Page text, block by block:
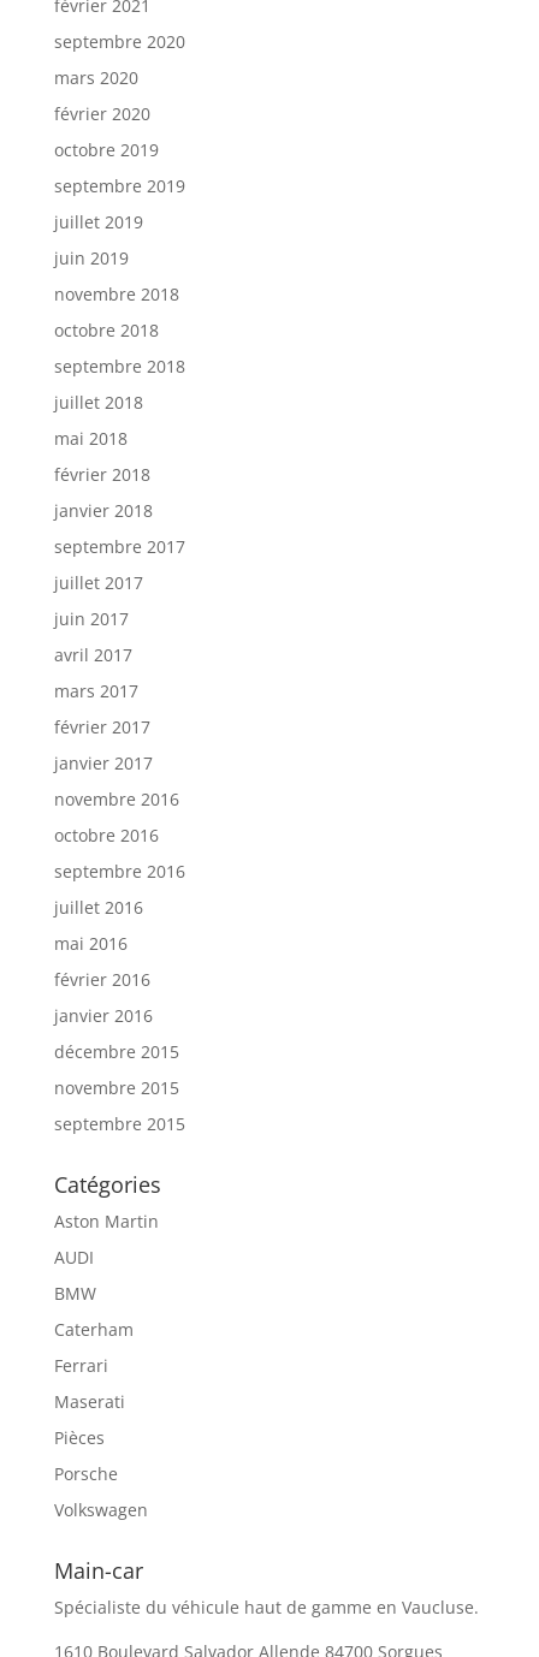
février 2021
septembre 2020
mars 2020
février 2020
octobre 2019
septembre 2019
juillet 2019
juin 2019
novembre 2018
octobre 2018
septembre 2018
juillet 2018
mai 2018
février 2018
janvier 2018
septembre 2017
juillet 2017
juin 2017
avril 2017
mars 2017
février 2017
janvier 2017
novembre 2016
octobre 2016
septembre 2016
juillet 2016
mai 2016
février 2016
janvier 2016
décembre 2015
novembre 2015
septembre 2015
Catégories
Aston Martin
AUDI
BMW
Caterham
Ferrari
Maserati
Pièces
Porsche
Volkswagen
Main-car
Spécialiste du véhicule haut de gamme en Vaucluse.
1610 Boulevard Salvador Allende 84700 Sorgues